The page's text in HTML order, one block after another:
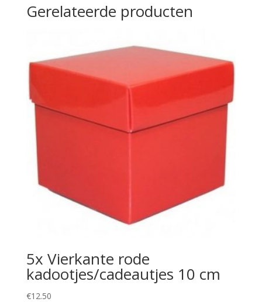
Gerelateerde producten
5x Vierkante rode
kadootjes/cadeautjes 10 cm
€12.50